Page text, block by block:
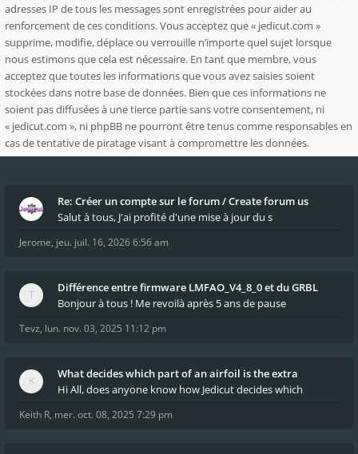
adresses IP de tous les messages sont enregistrées pour aider au
renforcement de ces conditions. Vous acceptez que « jedicut.com »
supprime, modifie, déplace ou verrouille n’importe quel sujet lorsque
nous estimons que cela est nécessaire. En tant que membre, vous
acceptez que toutes les informations que vous avez saisies soient
stockées dans notre base de données. Bien que ces informations ne
soient pas diffusées à une tierce partie sans votre consentement, ni
« jedicut.com », ni phpBB ne pourront être tenus comme responsables en
cas de tentative de piratage visant à compromettre les données.
Re: Créer un compte sur le forum / Create forum us
Salut à tous, J'ai profité d'une mise à jour du s
Jerome, jeu. juil. 16, 2026 6:56 am
Différence entre firmware LMFAO_V4_8_0 et du GRBL
Bonjour à tous ! Me revoilà après 5 ans de pause
Tevz, lun. nov. 03, 2025 11:12 pm
What decides which part of an airfoil is the extra
Hi All, does anyone know how Jedicut decides which
Keith R, mer. oct. 08, 2025 7:29 pm